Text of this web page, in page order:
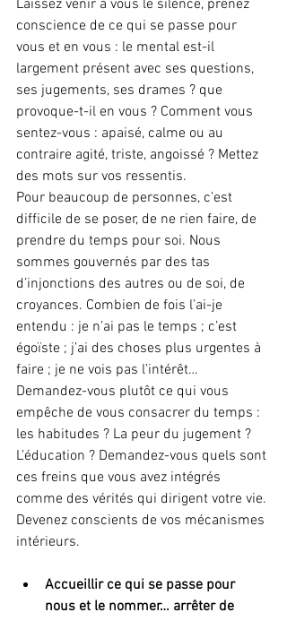
Laissez venir à vous le silence, prenez
conscience de ce qui se passe pour
vous et en vous : le mental est-il
largement présent avec ses questions,
ses jugements, ses drames ? que
provoque-t-il en vous ? Comment vous
sentez-vous : apaisé, calme ou au
contraire agité, triste, angoissé ? Mettez
des mots sur vos ressentis.
Pour beaucoup de personnes, c’est
difficile de se poser, de ne rien faire, de
prendre du temps pour soi. Nous
sommes gouvernés par des tas
d’injonctions des autres ou de soi, de
croyances. Combien de fois l’ai-je
entendu : je n’ai pas le temps ; c’est
égoïste ; j’ai des choses plus urgentes à
faire ; je ne vois pas l’intérêt…
Demandez-vous plutôt ce qui vous
empêche de vous consacrer du temps :
les habitudes ? La peur du jugement ?
L’éducation ? Demandez-vous quels sont
ces freins que vous avez intégrés
comme des vérités qui dirigent votre vie.
Devenez conscients de vos mécanismes
intérieurs.
Accueillir ce qui se passe pour
nous et le nommer… arrêter de